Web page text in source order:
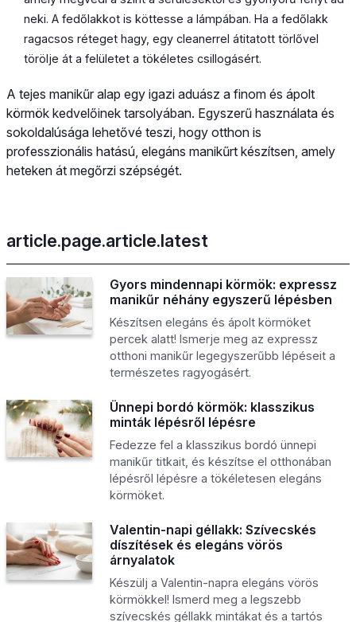
neki. A fedőlakkot is köttesse a lámpában. Ha a fedőlakk
ragacsos réteget hagy, egy cleanerrel átitatott törlővel
törölje át a felületet a tökéletes csillogásért.
A tejes manikűr alap egy igazi aduász a finom és ápolt
körmök kedvelőinek tarsolyában. Egyszerű használata és
sokoldalúsága lehetővé teszi, hogy otthon is
professzionális hatású, elegáns manikűrt készítsen, amely
heteken át megőrzi szépségét.
article.page.article.latest
Gyors mindennapi körmök: expressz
manikűr néhány egyszerű lépésben
Készítsen elegáns és ápolt körmöket
percek alatt! Ismerje meg az expressz
otthoni manikűr legegyszerűbb lépéseit a
természetes ragyogásért.
Ünnepi bordó körmök: klasszikus
minták lépésről lépésre
Fedezze fel a klasszikus bordó ünnepi
manikűr titkait, és készítse el otthonában
lépésről lépésre a tökéletesen elegáns
körmöket.
Valentin-napi géllakk: Szívecskés
díszítések és elegáns vörös
árnyalatok
Készülj a Valentin-napra elegáns vörös
körmökkel! Ismerd meg a legszebb
szívecskés géllakk mintákat és a tartós